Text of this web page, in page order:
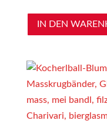
IN DEN